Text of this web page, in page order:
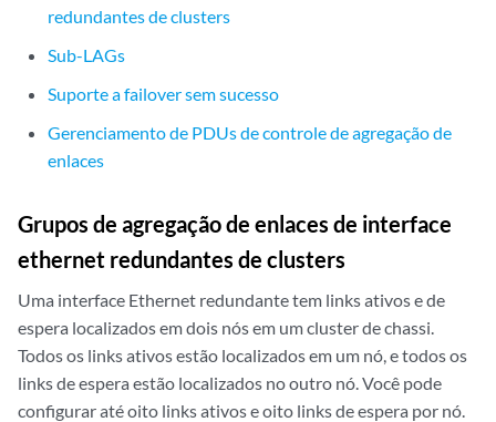
redundantes de clusters
Sub-LAGs
Suporte a failover sem sucesso
Gerenciamento de PDUs de controle de agregação de
enlaces
Grupos de agregação de enlaces de interface
ethernet redundantes de clusters
Uma interface Ethernet redundante tem links ativos e de
espera localizados em dois nós em um cluster de chassi.
Todos os links ativos estão localizados em um nó, e todos os
links de espera estão localizados no outro nó. Você pode
configurar até oito links ativos e oito links de espera por nó.